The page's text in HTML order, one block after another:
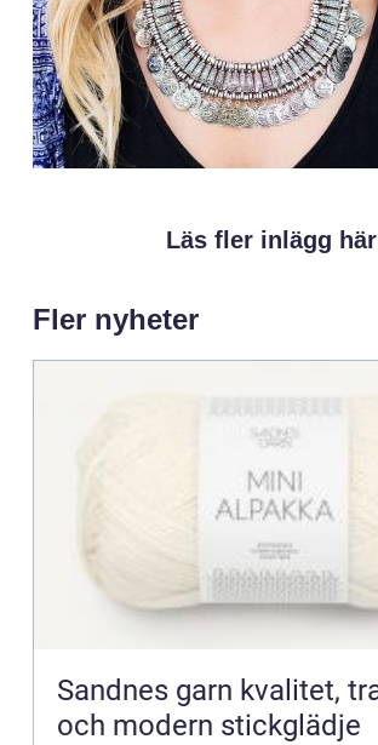
Läs fler inlägg här
Fler nyheter
Sandnes garn kvalitet, tradition
och modern stickglädje